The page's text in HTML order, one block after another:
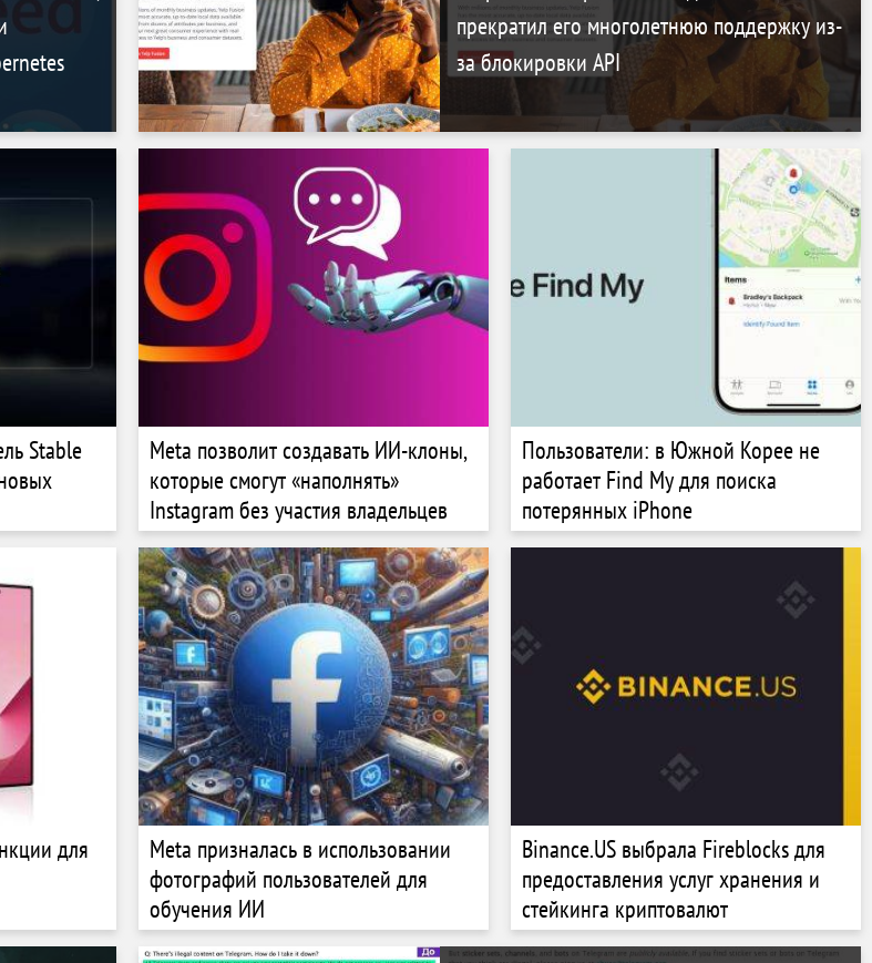
прекратил его многолетнюю поддержку из-
за блокировки API
Stable
Meta позволит создавать ИИ-клоны,
которые смогут «наполнять»
Instagram без участия владельцев
Пользователи: в Южной Корее не
работает Find My для поиска
потерянных iPhone
для
Meta призналась в использовании
фотографий пользователей для
обучения ИИ
Binance.US выбрала Fireblocks для
предоставления услуг хранения и
стейкинга криптовалют